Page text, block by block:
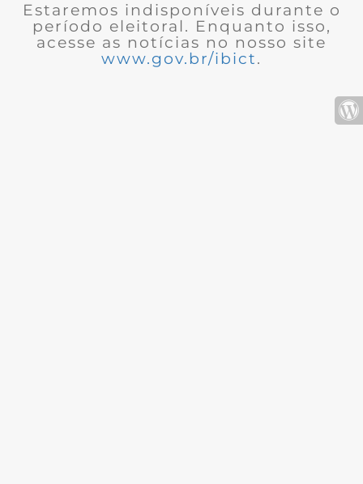
Estaremos indisponíveis durante o
período eleitoral. Enquanto isso,
acesse as notícias no nosso site
www.gov.br/ibict.